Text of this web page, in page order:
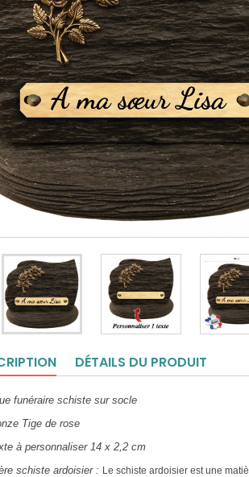
DÉTAILS DU PRODUIT
funéraire schiste sur socle
Tige de rose
à personnaliser 14 x 2,2 cm
schiste ardoisier : Le schiste ardoisier est une